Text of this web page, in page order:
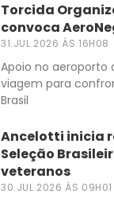
Torcida
convoca
31.JUL.2026 ÀS 16H08
Apoio no aeroporto
viagem para
Brasil
Ancelotti inicia
Seleção
veteranos
30.JUL.2026 ÀS 09H01